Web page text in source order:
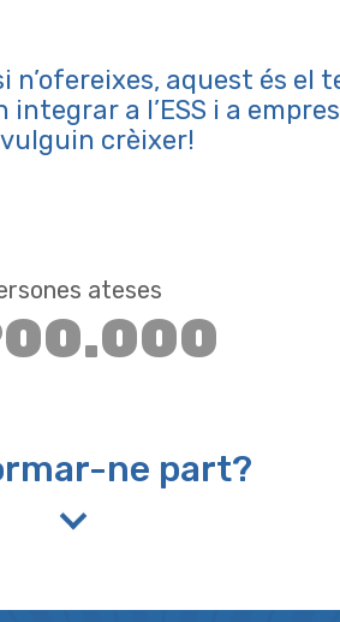
aquest és el
a l’ESS i a
crèixer!
ateses
ne part?